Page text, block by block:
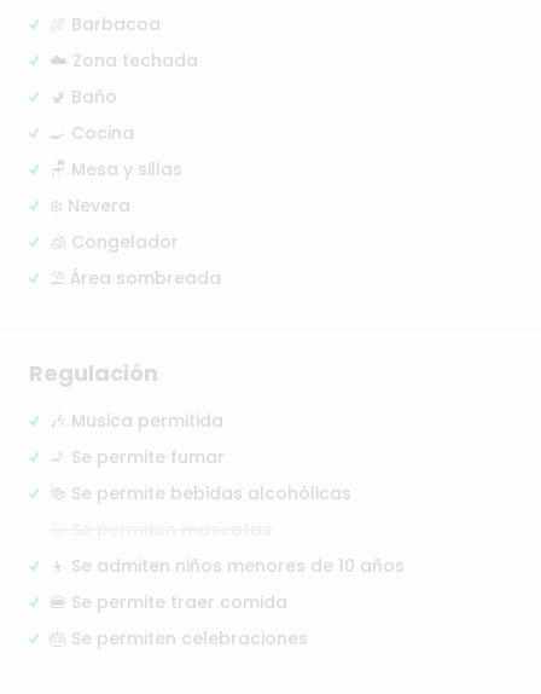
🍖 Barbacoa
☁️ Zona techada
🚽 Baño
🍳 Cocina
🪑 Mesa y sillas
❄️ Nevera
🧊 Congelador
⛱️ Área sombreada
Regulación
🎶 Musica permitida
🚬 Se permite fumar
🍻 Se permite bebidas alcohólicas
👦 Se admiten niños menores de 10 años
🍔 Se permite traer comida
🎂 Se permiten celebraciones